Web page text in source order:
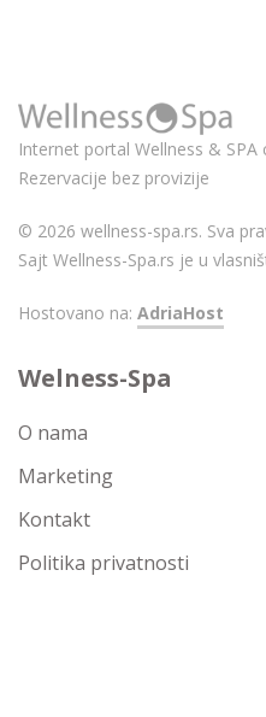
Internet portal Wellness & SPA
Rezervacije bez provizije
© 2026 wellness-spa.rs. Sva
Sajt Wellness-Spa.rs je u
Hostovano na: AdriaHost
Welness-Spa
O nama
Marketing
Kontakt
Politika privatnosti